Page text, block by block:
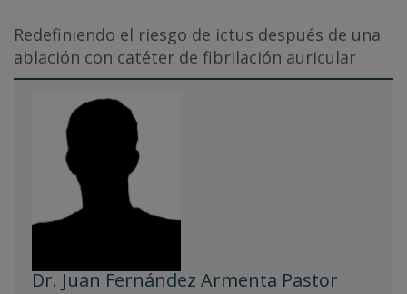
Redefiniendo el riesgo de ictus después de una
ablación con catéter de fibrilación auricular
Dr. Juan Fernández Armenta Pastor